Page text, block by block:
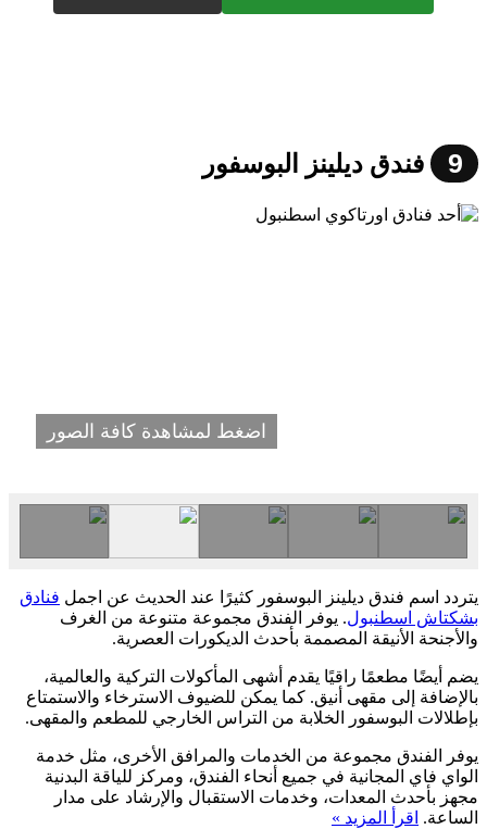
9 فندق ديلينز البوسفور
اضغط لمشاهدة كافة الصور
يتردد اسم فندق ديلينز البوسفور كثيرًا عند الحديث عن اجمل فنادق
بشكتاش اسطنبول. يوفر الفندق مجموعة متنوعة من الغرف
والأجنحة الأنيقة المصممة بأحدث الديكورات العصرية.
يضم أيضًا مطعمًا راقيًا يقدم أشهى المأكولات التركية والعالمية،
بالإضافة إلى مقهى أنيق. كما يمكن للضيوف الاسترخاء والاستمتاع
بإطلالات البوسفور الخلابة من التراس الخارجي للمطعم والمقهى.
يوفر الفندق مجموعة من الخدمات والمرافق الأخرى، مثل خدمة
الواي فاي المجانية في جميع أنحاء الفندق، ومركز للياقة البدنية
مجهز بأحدث المعدات، وخدمات الاستقبال والإرشاد على مدار
الساعة. اقرأ المزيد »